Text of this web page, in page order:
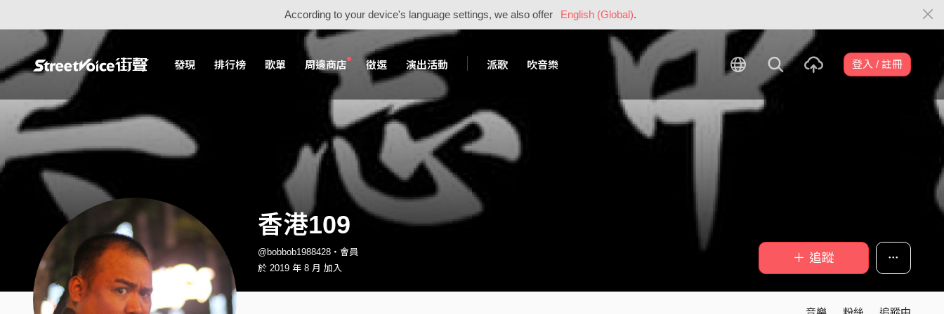
According to your device's language settings, we also offer English (Global).
發現 排行榜 歌單 周邊商店 徵選 演出活動 派歌 吹音樂 登入 / 註冊
香港109
@bobbob1988428・會員
於 2019 年 8 月 加入
＋ 追蹤